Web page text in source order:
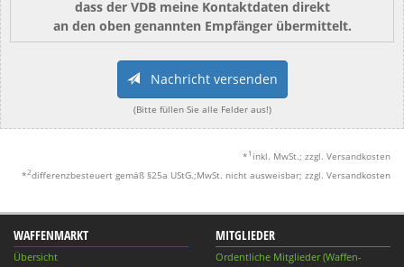
dass der VDB meine Kontaktdaten direkt
an den oben genannten Empfänger übermittelt.
Nachricht versenden
(Bitte füllen Sie alle Felder aus!)
* 1 inkl. MwSt.; zzgl. Versandkosten
*2differenzbesteuert gemäß §25a UStG.;MwSt. nicht ausweisbar; zzgl. Versandkosten
WAFFENMARKT
Übersicht
MITGLIEDER
Ordentliche Mitglieder (Waffen-